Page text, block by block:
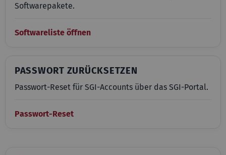
Softwarepakete.
Softwareliste öffnen
PASSWORT ZURÜCKSETZEN
Passwort-Reset für SGI-Accounts über das SGI-Portal.
Passwort-Reset